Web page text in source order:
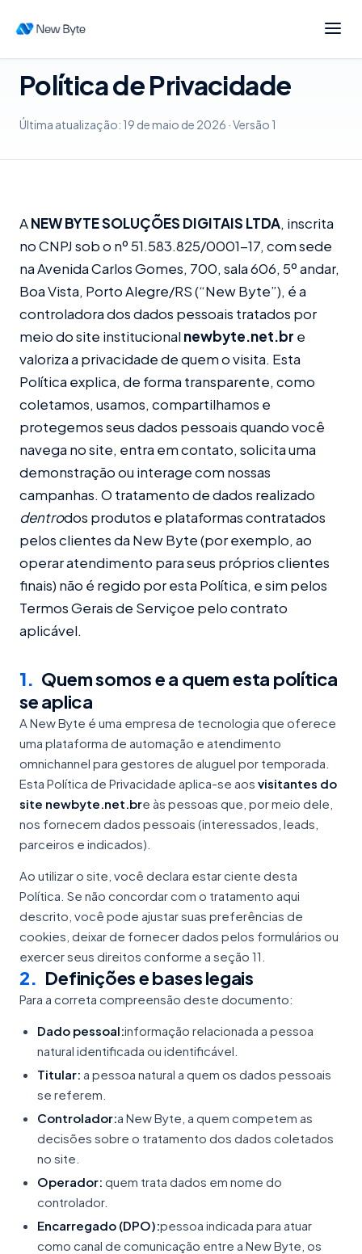
Política de Privacidade
Última atualização: 19 de maio de 2026 · Versão 1
ANEW BYTE SOLUÇÕES DIGITAIS LTDA, inscrita
no CNPJ sob o nº 51.583.825/0001-17, com sede
na Avenida Carlos Gomes, 700, sala 606, 5º andar,
Boa Vista, Porto Alegre/RS (“New Byte”), é a
controladora dos dados pessoais tratados por
meio do site institucionalnewbyte.net.br e
valoriza a privacidade de quem o visita. Esta
Política explica, de forma transparente, como
coletamos, usamos, compartilhamos e
protegemos seus dados pessoais quando você
navega no site, entra em contato, solicita uma
demonstração ou interage com nossas
campanhas. O tratamento de dados realizado
dentrodos produtos e plataformas contratados
pelos clientes da New Byte (por exemplo, ao
operar atendimento para seus próprios clientes
finais) não é regido por esta Política, e sim pelos
Termos Gerais de Serviçoe pelo contrato
aplicável.
1. Quem somos e a quem esta política
se aplica
A New Byte é uma empresa de tecnologia que oferece
uma plataforma de automação e atendimento
omnichannel para gestores de aluguel por temporada.
Esta Política de Privacidade aplica-se aos visitantes do
site newbyte.net.bre às pessoas que, por meio dele,
nos fornecem dados pessoais (interessados, leads,
parceiros e indicados).
Ao utilizar o site, você declara estar ciente desta
Política. Se não concordar com o tratamento aqui
descrito, você pode ajustar suas preferências de
cookies, deixar de fornecer dados pelos formulários ou
exercer seus direitos conforme a seção 11.
2. Definições e bases legais
Para a correta compreensão deste documento:
Dado pessoal:informação relacionada a pessoa
natural identificada ou identificável.
Titular: a pessoa natural a quem os dados pessoais
se referem.
Controlador:a New Byte, a quem competem as
decisões sobre o tratamento dos dados coletados
no site.
Operador: quem trata dados em nome do
controlador.
Encarregado (DPO):pessoa indicada para atuar
como canal de comunicação entre a New Byte, os